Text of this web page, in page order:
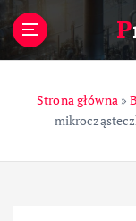
Strona główna»